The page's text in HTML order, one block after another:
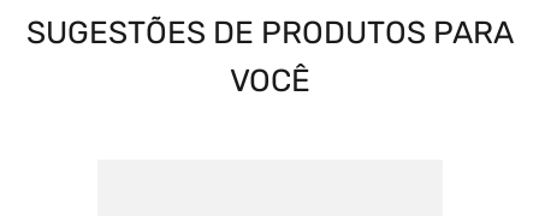
SUGESTÕES DE PRODUTOS PARA
VOCÊ